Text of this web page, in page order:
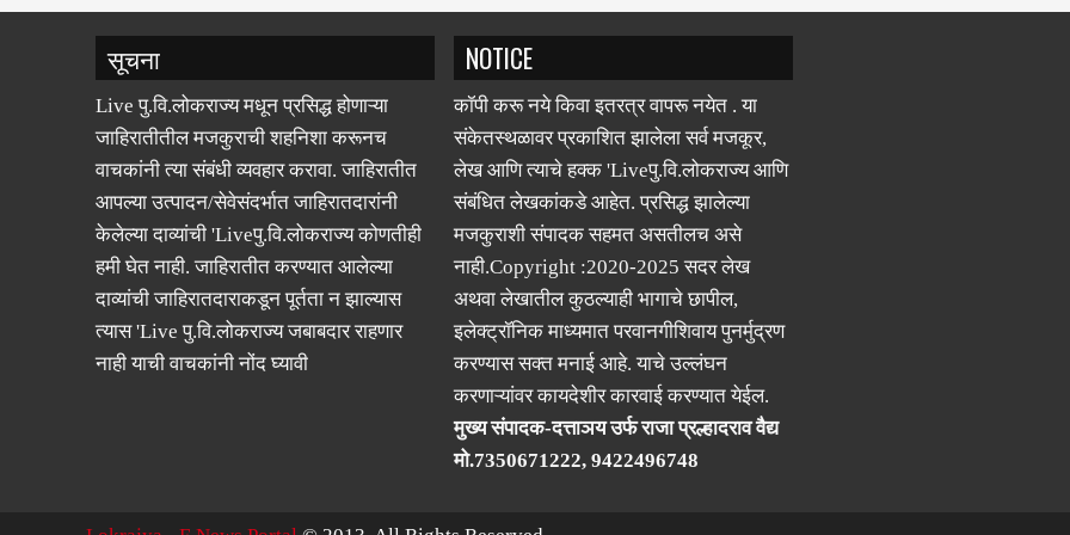
सूचना
Live पु.वि.लोकराज्य मधून प्रसिद्ध होणाऱ्या
जाहिरातीतील मजकुराची शहनिशा करूनच
वाचकांनी त्या संबंधी व्यवहार करावा. जाहिरातीत
आपल्या उत्पादन/सेवेसंदर्भात जाहिरातदारांनी
केलेल्या दाव्यांची 'Liveपु.वि.लोकराज्य कोणतीही
हमी घेत नाही. जाहिरातीत करण्यात आलेल्या
दाव्यांची जाहिरातदाराकडून पूर्तता न झाल्यास
त्यास 'Live पु.वि.लोकराज्य जबाबदार राहणार
नाही याची वाचकांनी नोंद घ्यावी
NOTICE
कॉपी करू नये किवा इतरत्र वापरू नयेत . या
संकेतस्थळावर प्रकाशित झालेला सर्व मजकूर,
लेख आणि त्याचे हक्क 'Liveपु.वि.लोकराज्य आणि
संबंधित लेखकांकडे आहेत. प्रसिद्ध झालेल्या
मजकुराशी संपादक सहमत असतीलच असे
नाही.Copyright :2020-2025 सदर लेख
अथवा लेखातील कुठल्याही भागाचे छापील,
इलेक्ट्रॉनिक माध्यमात परवानगीशिवाय पुनर्मुद्रण
करण्यास सक्त मनाई आहे. याचे उल्लंघन
करणाऱ्यांवर कायदेशीर कारवाई करण्यात येईल.
मुख्य संपादक-दत्ताञय उर्फ राजा प्रल्हादराव वैद्य
मो.7350671222, 9422496748